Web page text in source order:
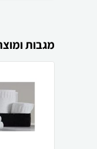
מגבות